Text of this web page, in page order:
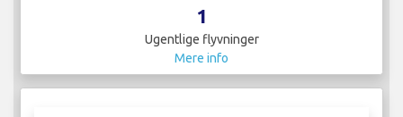
1
Ugentlige flyvninger
Mere info